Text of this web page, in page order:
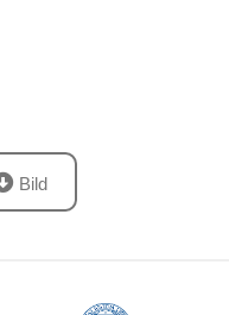
Bild